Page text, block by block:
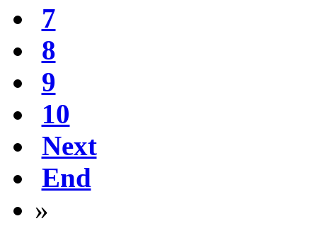
7
8
9
10
Next
End
»